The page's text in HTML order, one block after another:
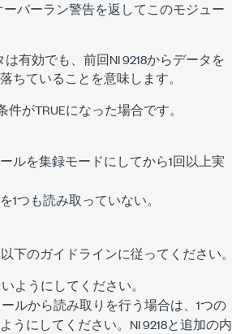
ーバーラン警告を返してこのモジュー
有効でも、前回NI 9218からデータを
ちていることを意味します。
がTRUEになった場合です。
ルを集録モードにしてから1回以上実
1つも読み取っていない。
下のガイドラインに従ってください。
ようにしてください。
ルから読み取りを行う場合は、1つの
うにしてください。NI 9218と追加の内